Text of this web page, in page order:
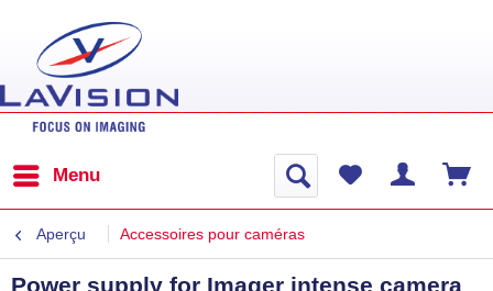
Menu
Aperçu Accessoires pour caméras
Power supply for Imager intense camera